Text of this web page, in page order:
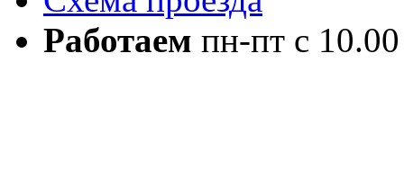
Работаем пн-пт с